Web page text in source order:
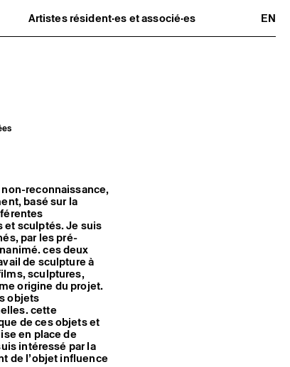
Artistes résident·es et associé·es
EN
Résident·es
reconnaissance,
basé sur la
et sculptés. Je suis
par les pré-
ces deux
de sculpture à
sculptures,
origine du projet.
objets
cette
de ces objets et
en place de
intéressé par la
de l’objet influence